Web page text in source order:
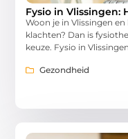
Fysio in Vlissingen:
Woon je in Vlissingen
klachten? Dan is
keuze. Fysio in Vlissingen
Gezondheid